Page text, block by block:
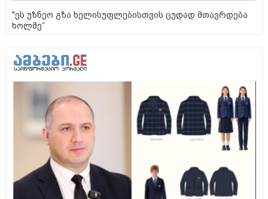
"ეს უზნეო გზა ხელისუფლებისთვის ცუდად მთავრდება
ხოლმე“